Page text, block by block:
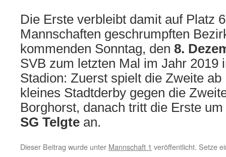
Die Erste verbleibt damit auf Platz
Mannschaften geschrumpften
kommenden Sonntag, den 8.
SVB zum letzten Mal im Jahr 2019
Stadion: Zuerst spielt die Zweite ab
kleines Stadtderby gegen die
Borghorst, danach tritt die Erste
SG Telgte an.
Dieser Beitrag wurde unter Mannschaft 1 veröffentlicht. Setze